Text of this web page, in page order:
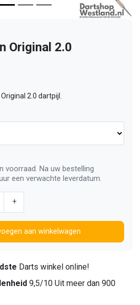
Original 2.0
2.0 dartpijl.
voorraad. Na uw bestelling
een verwachte leverdatum.
+
aan winkelwagen
Darts winkel online!
9,5/10 Uit meer dan 900